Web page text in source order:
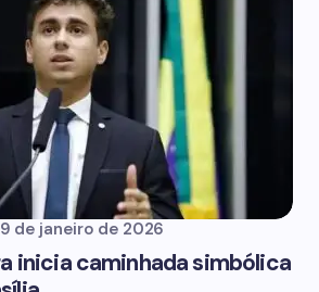
de janeiro de 2026
inicia caminhada simbólica